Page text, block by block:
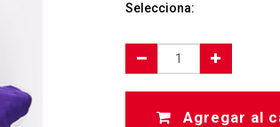
Selecciona:
Agregar al